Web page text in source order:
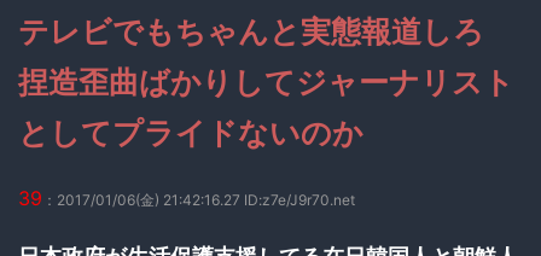
テレビでもちゃんと実態報道しろ
捏造歪曲ばかりしてジャーナリスト
としてプライドないのか
39 ：2017/01/06(金) 21:42:16.27 ID:z7e/J9r70.net